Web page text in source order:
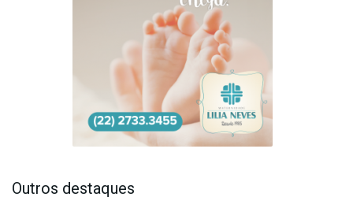
Outros destaques